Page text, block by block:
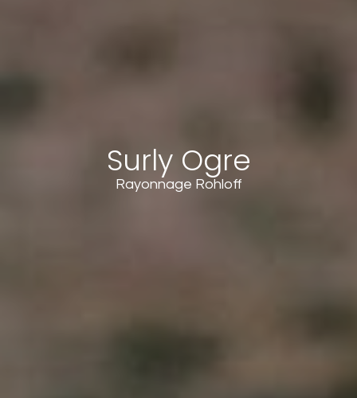
Surly Ogre
Rayonnage Rohloff